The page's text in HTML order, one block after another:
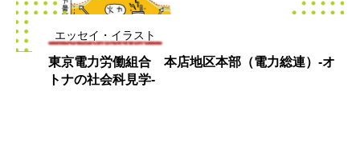
エッセイ・イラスト
東京電力労働組合 本店地区本部（電力総連）-オ
トナの社会科見学-